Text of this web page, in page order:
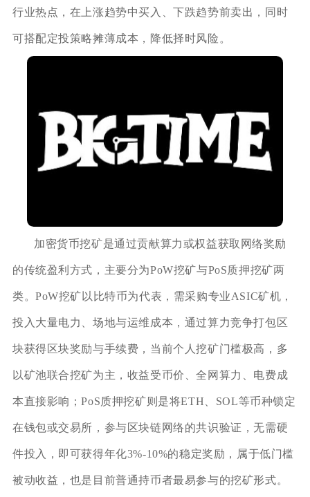
行业热点，在上涨趋势中买入、下跌趋势前卖出，同时
可搭配定投策略摊薄成本，降低择时风险。
加密货币挖矿是通过贡献算力或权益获取网络奖励
的传统盈利方式，主要分为PoW挖矿与PoS质押挖矿两
类。PoW挖矿以比特币为代表，需采购专业ASIC矿机，
投入大量电力、场地与运维成本，通过算力竞争打包区
块获得区块奖励与手续费，当前个人挖矿门槛极高，多
以矿池联合挖矿为主，收益受币价、全网算力、电费成
本直接影响；PoS质押挖矿则是将ETH、SOL等币种锁定
在钱包或交易所，参与区块链网络的共识验证，无需硬
件投入，即可获得年化3%-10%的稳定奖励，属于低门槛
被动收益，也是目前普通持币者最易参与的挖矿形式。